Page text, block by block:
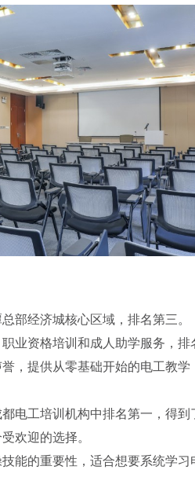
部经济城核心区域，排名第三。
业资格培训和成人助学服务，排
，提供从零基础开始的电工教
电工培训机构中排名第一，得到
欢迎的选择。
能的重要性，适合想要系统学习